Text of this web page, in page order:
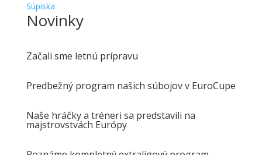
Súpiska
Novinky
Začali sme letnú prípravu
Predbežný program našich súbojov v EuroCupe
Naše hráčky a tréneri sa predstavili na
majstrovstvách Európy